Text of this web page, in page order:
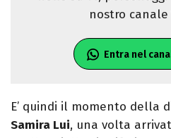
nostro canale
Entra nel
E’ quindi il momento della
Samira Lui, una volta